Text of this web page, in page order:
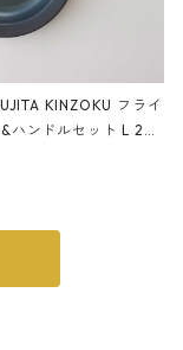
KINZOKU フライ
ハンドルセット L 24c
対応 鉄フライパン